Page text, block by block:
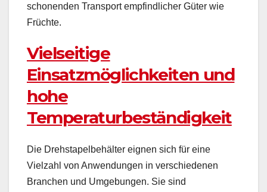
schonenden Transport empfindlicher Güter wie
Früchte.
Vielseitige
Einsatzmöglichkeiten und
hohe
Temperaturbeständigkeit
Die Drehstapelbehälter eignen sich für eine
Vielzahl von Anwendungen in verschiedenen
Branchen und Umgebungen. Sie sind